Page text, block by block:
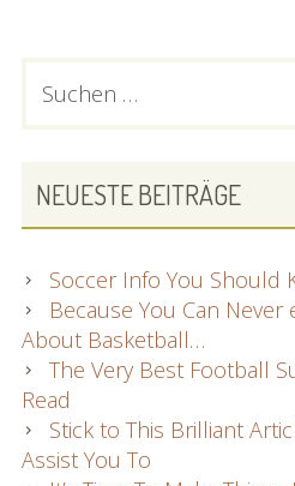
PRIMARY
nach:
NEUESTE BEITRÄGE
Soccer Info You Should
Because You Can
About Basketball…
The Very Best Football
Read
Stick to This Brilliant
Assist You To